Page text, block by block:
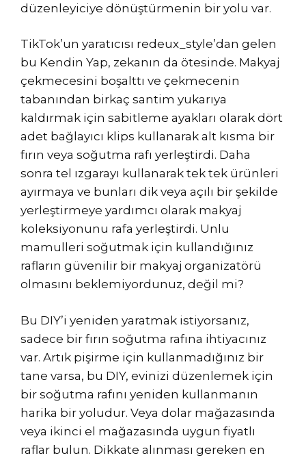
düzenleyiciye dönüştürmenin bir yolu var.
TikTok’un yaratıcısı redeux_style’dan gelen
bu Kendin Yap, zekanın da ötesinde. Makyaj
çekmecesini boşalttı ve çekmecenin
tabanından birkaç santim yukarıya
kaldırmak için sabitleme ayakları olarak dört
adet bağlayıcı klips kullanarak alt kısma bir
fırın veya soğutma rafı yerleştirdi. Daha
sonra tel ızgarayı kullanarak tek tek ürünleri
ayırmaya ve bunları dik veya açılı bir şekilde
yerleştirmeye yardımcı olarak makyaj
koleksiyonunu rafa yerleştirdi. Unlu
mamulleri soğutmak için kullandığınız
rafların güvenilir bir makyaj organizatörü
olmasını beklemiyordunuz, değil mi?
Bu DIY’i yeniden yaratmak istiyorsanız,
sadece bir fırın soğutma rafına ihtiyacınız
var. Artık pişirme için kullanmadığınız bir
tane varsa, bu DIY, evinizi düzenlemek için
bir soğutma rafını yeniden kullanmanın
harika bir yoludur. Veya dolar mağazasında
veya ikinci el mağazasında uygun fiyatlı
raflar bulun. Dikkate alınması gereken en